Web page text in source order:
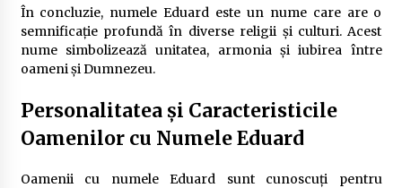
În concluzie, numele Eduard este un nume care are o
semnificație profundă în diverse religii și culturi. Acest
nume simbolizează unitatea, armonia și iubirea între
oameni și Dumnezeu.
Personalitatea și Caracteristicile
Oamenilor cu Numele Eduard
Oamenii cu numele Eduard sunt cunoscuți pentru